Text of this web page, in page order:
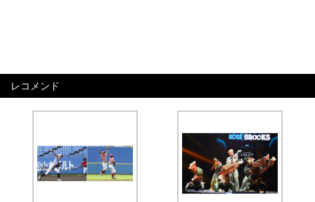
レコメンド